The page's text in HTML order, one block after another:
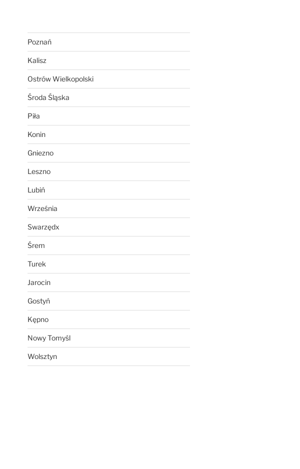
Poznań
Kalisz
Ostrów Wielkopolski
Środa Śląska
Piła
Konin
Gniezno
Leszno
Lubiń
Września
Swarzędx
Śrem
Turek
Jarocin
Gostyń
Kępno
Nowy Tomyśl
Wolsztyn